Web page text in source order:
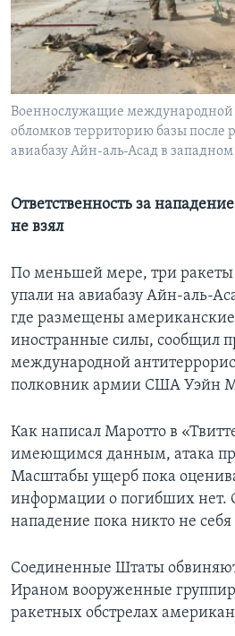
Learning English
СОЦИАЛЬНЫЕ СЕТИ
Языки
Военнослужащие
обломков территорию базы после
авиабазу Айн-аль-Асад в
Ответственность за
не взял
По меньшей мере, три ракеты
упали на авиабазу Айн-аль-
где размещены американские
иностранные силы, сообщил
международной
полковник армии США Уэйн
Как написал Маротто в
имеющимся данным, атака
Масштабы ущерб пока
информации о погибших нет.
нападение пока никто не себя
Соединенные Штаты
Ираном вооруженные
ракетных обстрелах